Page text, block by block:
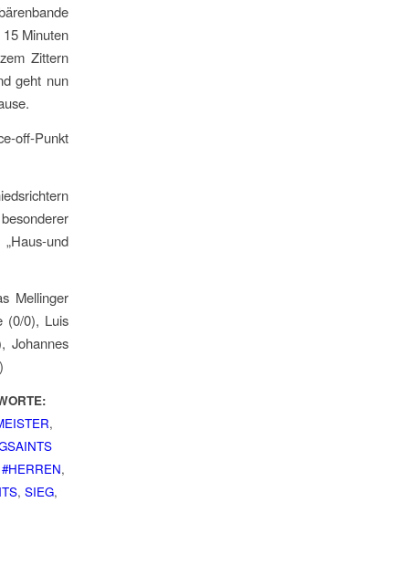
Minuten
Zittern
geht nun
off-Punkt
und
Mellinger
(0/0), Luis
Johannes
,
,
, SIEG,